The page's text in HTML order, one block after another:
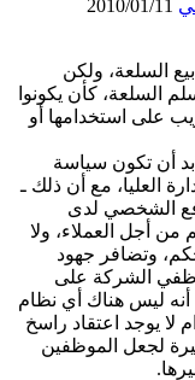
2010/01/11
السلعة، ولكن
السلعة، كأن يكونوا
على استخدامها أو
أن تكون سياسة
العليا، مع أن ذلك ـ
الشخصي لدى
من أجل العملاء، ولا
وتضافر جهود
الشركة على
أنه ليس هناك أي نظام
لا يوجد اعتقاد راسخ
لجعل الموظفين